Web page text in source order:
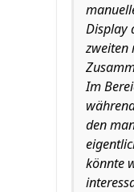
Display
zweiten
Im
den
könnte